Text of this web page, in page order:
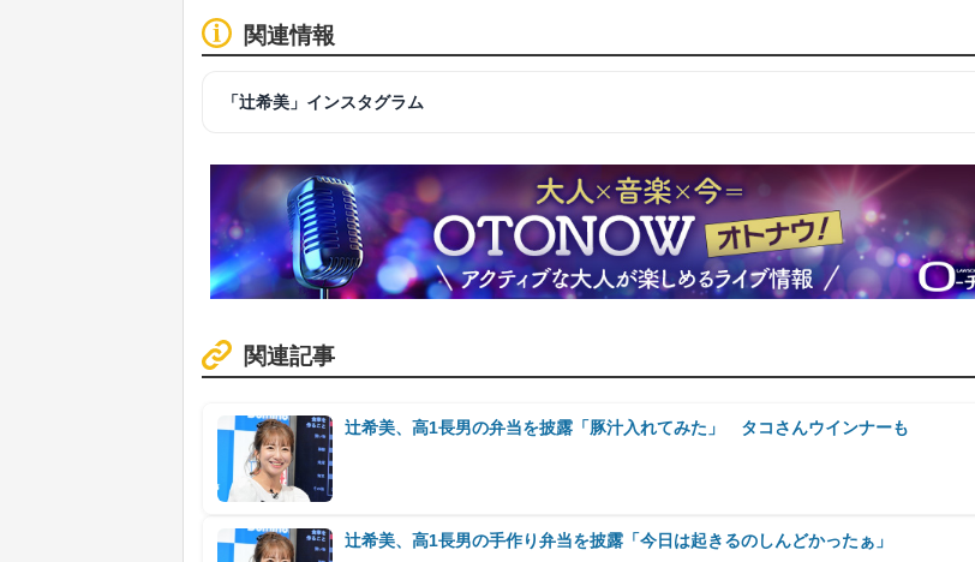
関連情報
「辻希美」インスタグラム
関連記事
辻希美、高1長男の弁当を披露「豚汁入れてみた」 タコさんウインナーも
辻希美、高1長男の手作り弁当を披露「今日は起きるのしんどかったぁ」